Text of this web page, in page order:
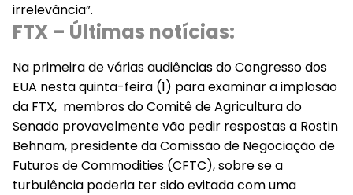
irrelevância”.
FTX – Últimas notícias:
Na primeira de várias audiências do Congresso dos
EUA nesta quinta-feira (1) para examinar a implosão
da FTX, membros do Comitê de Agricultura do
Senado provavelmente vão pedir respostas a Rostin
Behnam, presidente da Comissão de Negociação de
Futuros de Commodities (CFTC), sobre se a
turbulência poderia ter sido evitada com uma